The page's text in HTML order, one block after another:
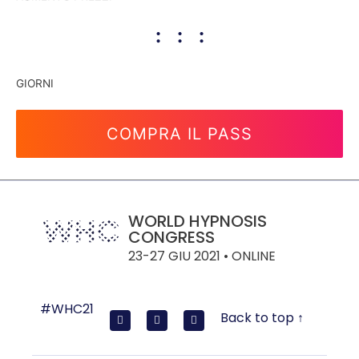
GIORNI
COMPRA IL PASS
WORLD HYPNOSIS
CONGRESS
23-27 GIU 2021 • ONLINE
#WHC21 Back to top ↑